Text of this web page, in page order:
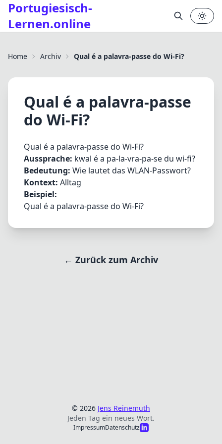
Portugiesisch-
Lernen.online
Home Archiv Qual é a palavra-passe do Wi-Fi?
Qual é a palavra-passe
do Wi-Fi?
Qual é a palavra-passe do Wi-Fi?
Aussprache: kwal é a pa-la-vra-pa-se du wi-fi?
Bedeutung: Wie lautet das WLAN-Passwort?
Kontext: Alltag
Beispiel:
Qual é a palavra-passe do Wi-Fi?
← Zurück zum Archiv
✕
© 2026 Jens Reinemuth
Jeden Tag ein neues Wort.
ImpressumDatenschutz